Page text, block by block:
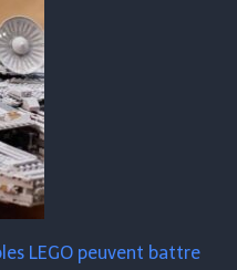
LEGO peuvent battre